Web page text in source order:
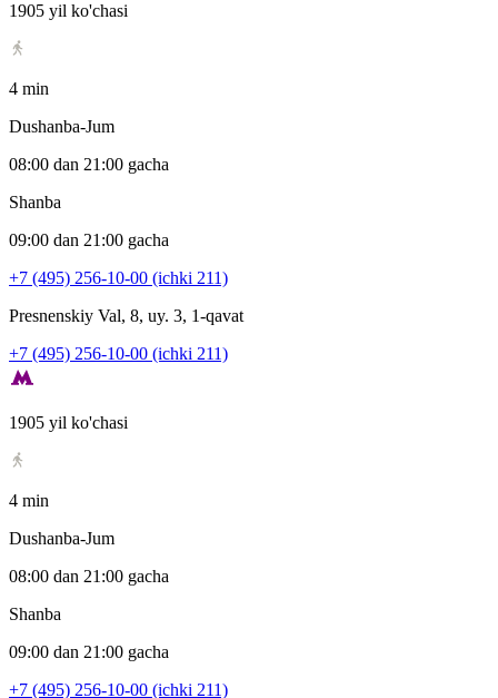
1905 yil ko'chasi
4 min
Dushanba-Jum
08:00 dan 21:00 gacha
Shanba
09:00 dan 21:00 gacha
+7 (495) 256-10-00 (ichki 211)
Presnenskiy Val, 8, uy. 3, 1-qavat
+7 (495) 256-10-00 (ichki 211)
1905 yil ko'chasi
4 min
Dushanba-Jum
08:00 dan 21:00 gacha
Shanba
09:00 dan 21:00 gacha
+7 (495) 256-10-00 (ichki 211)